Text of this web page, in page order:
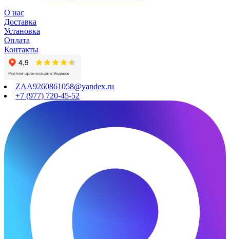
О нас
Доставка
Установка
Оплата
Контакты
ZAA9260861058@yandex.ru
+7 (977) 720-45-52